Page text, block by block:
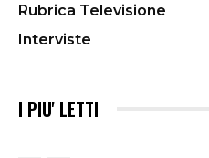
Rubrica Televisione
Interviste
I PIU' LETTI